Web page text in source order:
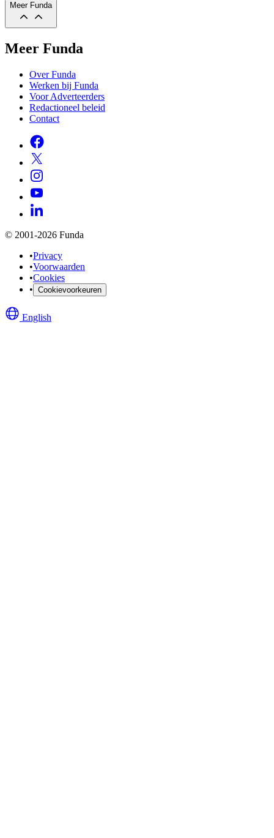
Meer Funda
Meer Funda
Over Funda
Werken bij Funda
Voor Adverteerders
Redactioneel beleid
Contact
© 2001-2026 Funda
•Privacy
•Voorwaarden
•Cookies
• Cookievoorkeuren
English